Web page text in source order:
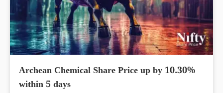
Archean Chemical Share Price up by 10.30%
within 5 days